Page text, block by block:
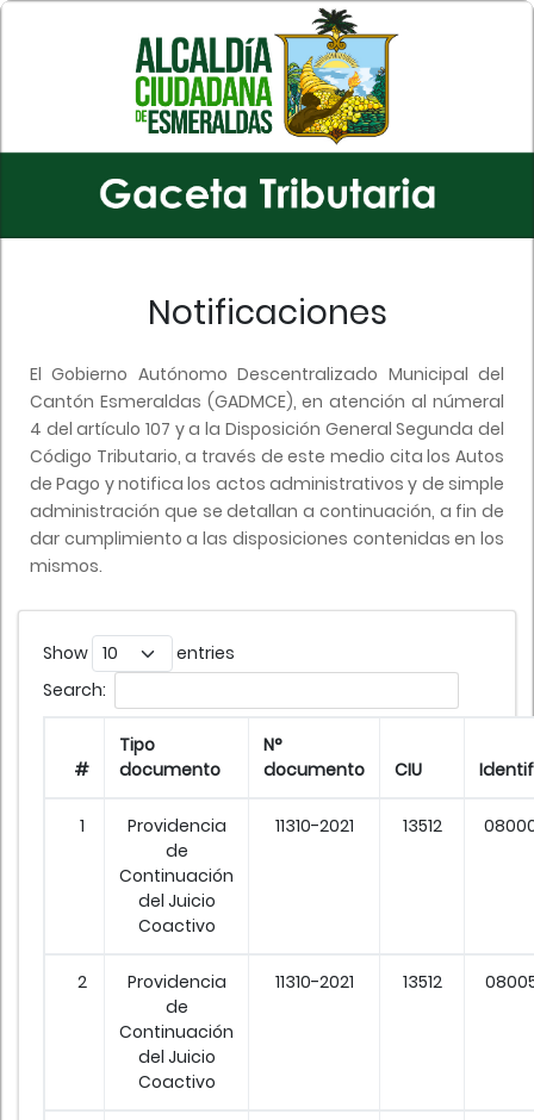
Notificaciones
El Gobierno Autónomo Descentralizado Municipal del
Cantón Esmeraldas (GADMCE), en atención al númeral
4 del artículo 107 y a la Disposición General Segunda del
Código Tributario, a través de este medio cita los Autos
de Pago y notifica los actos administrativos y de simple
administración que se detallan a continuación, a fin de
dar cumplimiento a las disposiciones contenidas en los
mismos.
Show
entries
Search:
#
Tipo
documento
N°
documento
CIU
1
Providencia
de
Continuación
del Juicio
Coactivo
11310-2021 13512
2
Providencia
de
Continuación
del Juicio
Coactivo
11310-2021 13512